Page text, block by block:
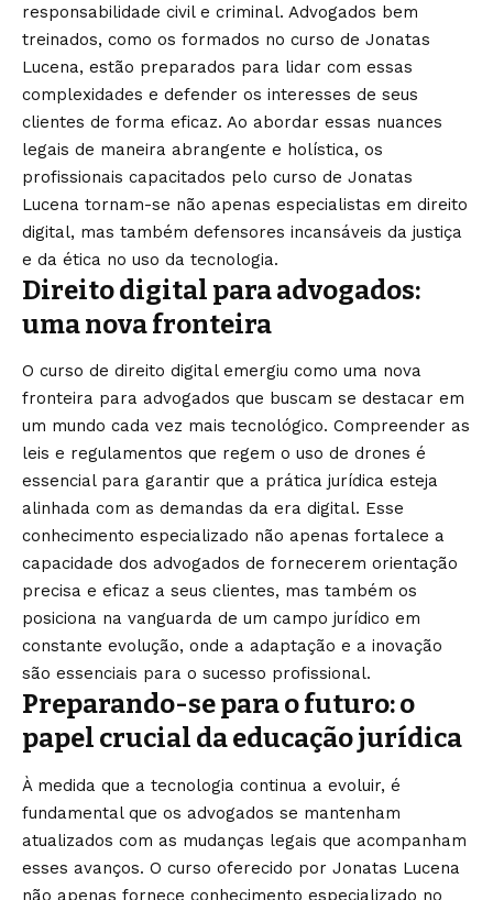
responsabilidade civil e criminal. Advogados bem
treinados, como os formados no curso de Jonatas
Lucena, estão preparados para lidar com essas
complexidades e defender os interesses de seus
clientes de forma eficaz. Ao abordar essas nuances
legais de maneira abrangente e holística, os
profissionais capacitados pelo curso de Jonatas
Lucena tornam-se não apenas especialistas em direito
digital, mas também defensores incansáveis da justiça
e da ética no uso da tecnologia.
Direito digital para advogados:
uma nova fronteira
O curso de direito digital emergiu como uma nova
fronteira para advogados que buscam se destacar em
um mundo cada vez mais tecnológico. Compreender as
leis e regulamentos que regem o uso de drones é
essencial para garantir que a prática jurídica esteja
alinhada com as demandas da era digital. Esse
conhecimento especializado não apenas fortalece a
capacidade dos advogados de fornecerem orientação
precisa e eficaz a seus clientes, mas também os
posiciona na vanguarda de um campo jurídico em
constante evolução, onde a adaptação e a inovação
são essenciais para o sucesso profissional.
Preparando-se para o futuro: o
papel crucial da educação jurídica
À medida que a tecnologia continua a evoluir, é
fundamental que os advogados se mantenham
atualizados com as mudanças legais que acompanham
esses avanços. O curso oferecido por Jonatas Lucena
não apenas fornece conhecimento especializado no